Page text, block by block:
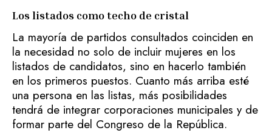
Los listados como techo de cristal
La mayoría de partidos consultados coinciden en
la necesidad no solo de incluir mujeres en los
listados de candidatos, sino en hacerlo también
en los primeros puestos. Cuanto más arriba esté
una persona en las listas, más posibilidades
tendrá de integrar corporaciones municipales y de
formar parte del Congreso de la República.